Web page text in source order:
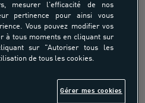
partir de
mesurer l'efficacité de nos
pertinence pour ainsi vous
Vous pouvez modifier vos
à tous moments en cliquant sur
sur "Autoriser tous les
de tous les cookies.
Gérer mes cookies